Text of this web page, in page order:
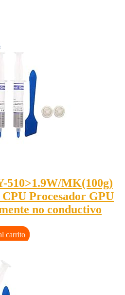
510>1.9W/MK(100g)
Procesador GPU
no conductivo
carrito